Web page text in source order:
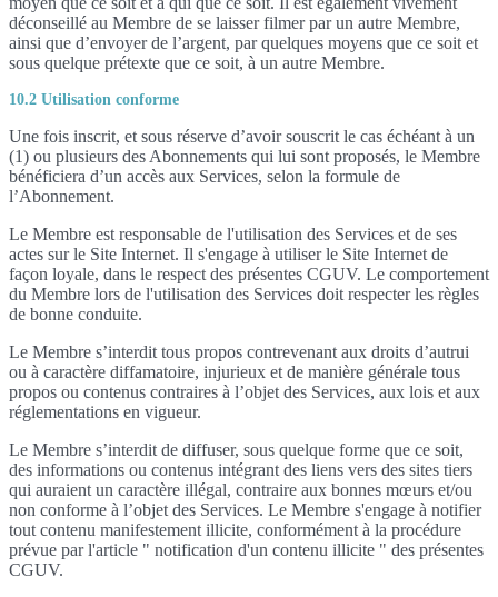
déconseillé au Membre de se laisser filmer par un autre Membre,
ainsi que d’envoyer de l’argent, par quelques moyens que ce soit et
sous quelque prétexte que ce soit, à un autre Membre.
10.2 Utilisation conforme
Une fois inscrit, et sous réserve d’avoir souscrit le cas échéant à un
(1) ou plusieurs des Abonnements qui lui sont proposés, le Membre
bénéficiera d’un accès aux Services, selon la formule de
l’Abonnement.
Le Membre est responsable de l'utilisation des Services et de ses
actes sur le Site Internet. Il s'engage à utiliser le Site Internet de
façon loyale, dans le respect des présentes CGUV. Le comportement
du Membre lors de l'utilisation des Services doit respecter les règles
de bonne conduite.
Le Membre s’interdit tous propos contrevenant aux droits d’autrui
ou à caractère diffamatoire, injurieux et de manière générale tous
propos ou contenus contraires à l’objet des Services, aux lois et aux
réglementations en vigueur.
Le Membre s’interdit de diffuser, sous quelque forme que ce soit,
des informations ou contenus intégrant des liens vers des sites tiers
qui auraient un caractère illégal, contraire aux bonnes mœurs et/ou
non conforme à l’objet des Services. Le Membre s'engage à notifier
tout contenu manifestement illicite, conformément à la procédure
prévue par l'article " notification d'un contenu illicite " des présentes
CGUV.